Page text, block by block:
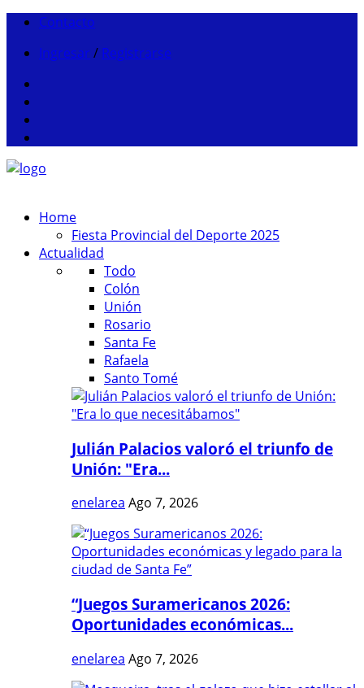
Contacto
Ingresar / Registrarse
Home
Fiesta Provincial del Deporte 2025
Actualidad
Todo
Colón
Unión
Rosario
Santa Fe
Rafaela
Santo Tomé
Julián Palacios valoró el triunfo de
Unión: "Era...
enelarea Ago 7, 2026
“Juegos Suramericanos 2026:
Oportunidades económicas...
enelarea Ago 7, 2026